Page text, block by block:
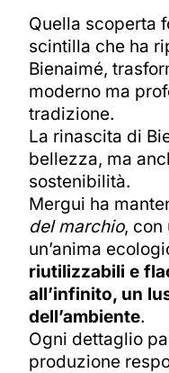
Quella scoperta
scintilla che ha
Bienaimé,
moderno ma
tradizione.
La rinascita di
bellezza, ma
sostenibilità.
Mergui ha
del marchio, con
un’anima
riutilizzabili e
all’infinito, un
dell’ambiente.
Ogni dettaglio
produzione